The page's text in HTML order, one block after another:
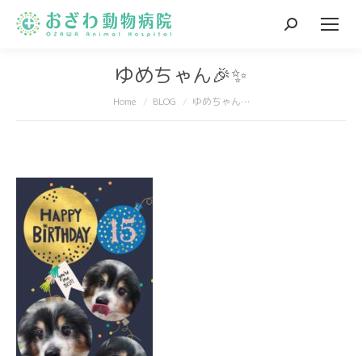
Search:
ゆめちゃん🎉✨
You are here:
Home BLOG ゆめちゃん…